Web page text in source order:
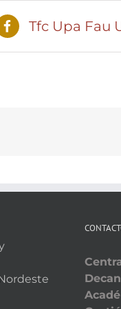
Tfc Upa Fau